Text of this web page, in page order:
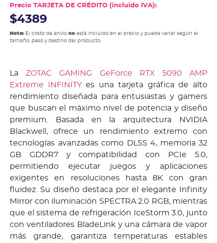
Precio TARJETA DE CRÉDITO (incluido IVA):
$4389
Nota: El costo de envío no está incluido en el precio y puede variar según el
tamaño, peso y destino del producto.
LaZOTAC GAMING GeForce RTX 5090 AMP
Extreme INFINITYes una tarjeta gráfica de alto
rendimiento diseñada para entusiastas y gamers
que buscan el máximo nivel de potencia y diseño
premium. Basada en la arquitectura NVIDIA
Blackwell, ofrece un rendimiento extremo con
tecnologías avanzadas como DLSS 4, memoria 32
GB GDDR7 y compatibilidad con PCIe 5.0,
permitiendo ejecutar juegos y aplicaciones
exigentes en resoluciones hasta 8K con gran
fluidez. Su diseño destaca por el elegante Infinity
Mirror con iluminación SPECTRA 2.0 RGB, mientras
que el sistema de refrigeración IceStorm 3.0, junto
con ventiladores BladeLink y una cámara de vapor
más grande, garantiza temperaturas estables